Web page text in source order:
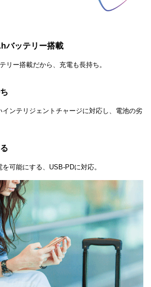
バッテリー搭載
リー搭載だから、充電も長持ち。
ンテリジェントチャージに対応し、電池の劣
可能にする、USB-PDに対応。